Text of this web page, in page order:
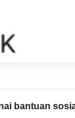
bantuan